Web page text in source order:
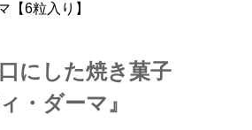
【6粒入り】
にした焼き菓子
・ダーマ』